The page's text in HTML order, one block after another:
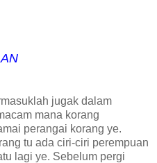
jugak dalam
mana korang
perangai korang ye.
tu ada ciri-ciri perempuan
lagi ye. Sebelum pergi